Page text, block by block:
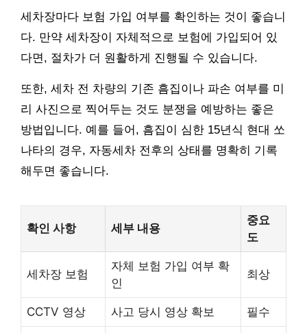
세차장마다 보험 가입 여부를 확인하는 것이 좋습니
다. 만약 세차장이 자체적으로 보험에 가입되어 있
다면, 절차가 더 원활하게 진행될 수 있습니다.
또한, 세차 전 차량의 기존 흠집이나 파손 여부를 미
리 사진으로 찍어두는 것도 분쟁을 예방하는 좋은
방법입니다. 예를 들어, 흠집이 심한 15년식 현대 쏘
나타의 경우, 자동세차 전후의 상태를 명확히 기록
해두면 좋습니다.
확인 사항 세부 내용
중요
도
세차장 보험
자체 보험 가입 여부 확
인
최상
CCTV 영상 사고 당시 영상 확보 필수